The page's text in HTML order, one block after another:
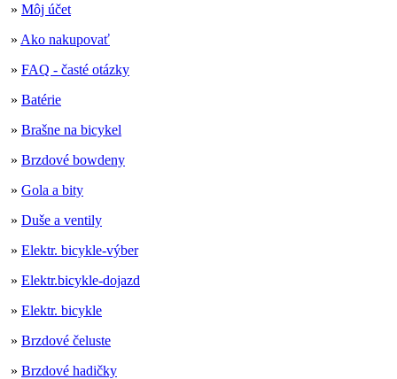
» Môj účet
» Ako nakupovať
» FAQ - časté otázky
» Batérie
» Brašne na bicykel
» Brzdové bowdeny
» Gola a bity
» Duše a ventily
» Elektr. bicykle-výber
» Elektr.bicykle-dojazd
» Elektr. bicykle
» Brzdové čeluste
» Brzdové hadičky